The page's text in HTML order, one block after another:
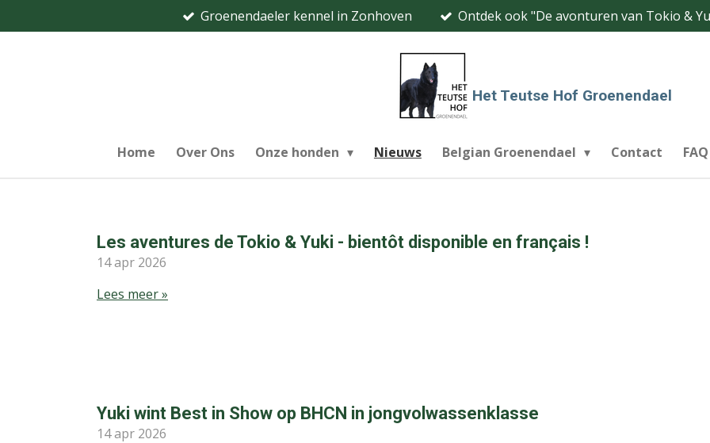
direct
Groenendaeler kennel in Zonhoven Ontdek ook "De avonturen van Tokio &
Het Teutse Hof Groenendael
Home Over Ons Onze honden Nieuws Belgian Groenendael Contact FAQ
Les aventures de Tokio & Yuki - bientôt disponible en français !
14 apr 2026
Lees meer »
Yuki wint Best in Show op BHCN in jongvolwassenklasse
14 apr 2026